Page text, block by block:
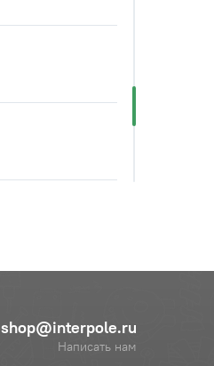
shop@interpole.ru
Написать нам